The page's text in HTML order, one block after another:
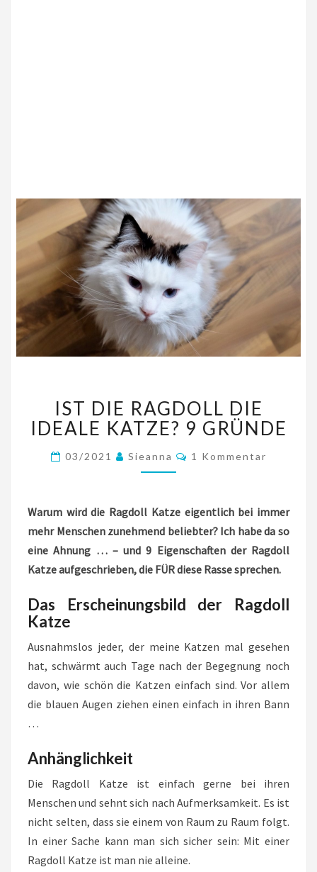
DIE
RAGDOLL
DIE
IDEALE
KATZE?
IST DIE RAGDOLL DIE
IDEALE KATZE? 9 GRÜNDE
03/2021 Sieanna Kommentare
1 Kommentar
Warum wird die Ragdoll Katze eigentlich bei immer
mehr Menschen zunehmend beliebter? Ich habe da so
eine Ahnung … – und 9 Eigenschaften der Ragdoll
Katze aufgeschrieben, die FÜR diese Rasse sprechen.
Das Erscheinungsbild der Ragdoll
Katze
Ausnahmslos jeder, der meine Katzen mal gesehen
hat, schwärmt auch Tage nach der Begegnung noch
davon, wie schön die Katzen einfach sind. Vor allem
die blauen Augen ziehen einen einfach in ihren Bann
…
Anhänglichkeit
Die Ragdoll Katze ist einfach gerne bei ihren
Menschen und sehnt sich nach Aufmerksamkeit. Es ist
nicht selten, dass sie einem von Raum zu Raum folgt.
In einer Sache kann man sich sicher sein: Mit einer
Ragdoll Katze ist man nie alleine.